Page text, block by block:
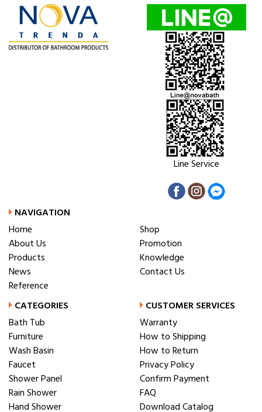
Line Service
NAVIGATION
Home
About Us
Products
News
Reference
Shop
Promotion
Knowledge
Contact Us
CATEGORIES
Bath Tub
Furniture
Wash Basin
Faucet
Shower Panel
Rain Shower
Hand Shower
CUSTOMER SERVICES
Warranty
How to Shipping
How to Return
Privacy Policy
Confirm Payment
FAQ
Download Catalog